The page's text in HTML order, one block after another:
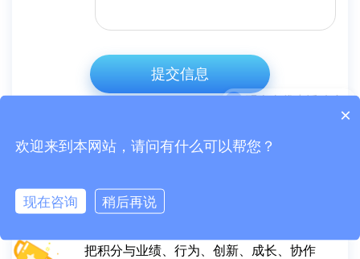
提交信息
用积分实时激励员工，改变绩效及奖金反
馈周期过长的状况
把积分与业绩、行为、创新、成长、协作
现在有优惠活动么?
×
欢迎来到本网站，请问有什么可以帮您？
现在咨询 稍后再说